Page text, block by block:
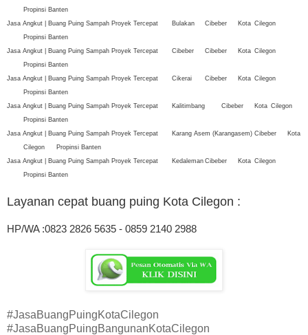
Propinsi Banten
Jasa Angkut | Buang Puing Sampah Proyek Tercepat
Bulakan Cibeber Kota Cilegon
Propinsi Banten
Jasa Angkut | Buang Puing Sampah Proyek Tercepat
Cibeber Cibeber Kota Cilegon
Propinsi Banten
Jasa Angkut | Buang Puing Sampah Proyek Tercepat
Cikerai Cibeber Kota Cilegon
Propinsi Banten
Jasa Angkut | Buang Puing Sampah Proyek Tercepat
Kalitimbang Cibeber Kota Cilegon
Propinsi Banten
Jasa Angkut | Buang Puing Sampah Proyek Tercepat
Karang Asem (Karangasem) Cibeber
Kota
Cilegon
Propinsi Banten
Jasa Angkut | Buang Puing Sampah Proyek Tercepat
Kedaleman Cibeber Kota Cilegon
Propinsi Banten
Layanan cepat buang puing Kota Cilegon :
HP/WA :0823 2826 5635 - 0859 2140 2988
#JasaBuangPuingKotaCilegon
#JasaBuangPuingBangunanKotaCilegon